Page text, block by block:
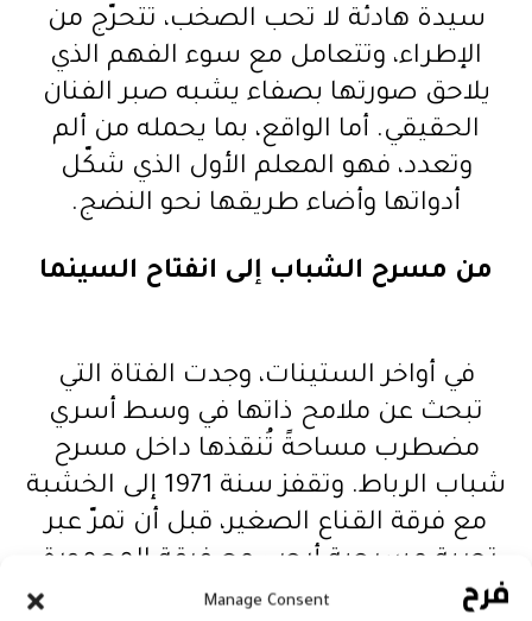
Manage Consent
سيدة هادئة لا تحب الصخب، تتحرّج من
الإطراء، وتتعامل مع سوء الفهم الذي
يلاحق صورتها بصفاء يشبه صبر الفنان
الحقيقي. أما الواقع، بما يحمله من ألم
وتعدد، فهو المعلم الأول الذي شكّل
أدواتها وأضاء طريقها نحو النضج.
من مسرح الشباب إلى انفتاح السينما
في أواخر الستينات، وجدت الفتاة التي
تبحث عن ملامح ذاتها في وسط أسري
مضطرب مساحةً تُنقذها داخل مسرح
شباب الرباط. وتقفز سنة 1971 إلى الخشبة
مع فرقة القناع الصغير، قبل أن تمرّ عبر
تجربة مسرحية أرحب مع فرقة المعمورة.
وحين أسدل القدر ستارًا مفاجئًا، وجدت